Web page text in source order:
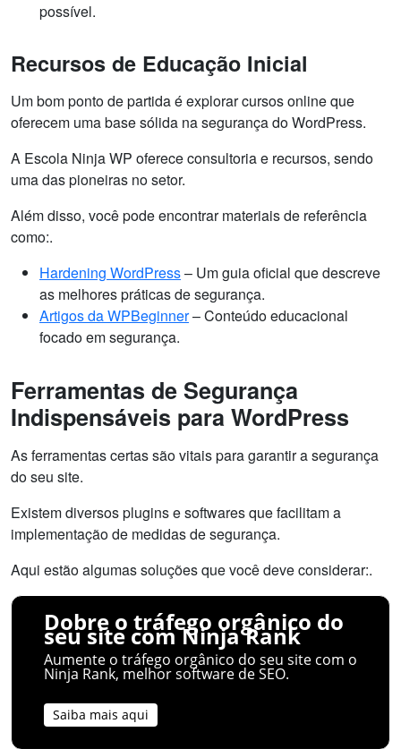
possível.
Recursos de Educação Inicial
Um bom ponto de partida é explorar cursos online que
oferecem uma base sólida na segurança do WordPress.
A Escola Ninja WP oferece consultoria e recursos, sendo
uma das pioneiras no setor.
Além disso, você pode encontrar materiais de referência
como:.
Hardening WordPress– Um guia oficial que descreve
as melhores práticas de segurança.
Artigos da WPBeginner– Conteúdo educacional
focado em segurança.
Ferramentas de Segurança
Indispensáveis para WordPress
As ferramentas certas são vitais para garantir a segurança
do seu site.
Existem diversos plugins e softwares que facilitam a
implementação de medidas de segurança.
Aqui estão algumas soluções que você deve considerar:.
Dobre o tráfego orgânico do
seu site com Ninja Rank
Aumente o tráfego orgânico do seu site com o
Ninja Rank, melhor software de SEO.
Saiba mais aqui